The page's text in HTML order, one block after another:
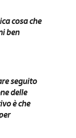
cosa che
ben
seguito
delle
è che